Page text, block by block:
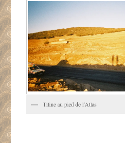
Titine au pied de l’Atlas